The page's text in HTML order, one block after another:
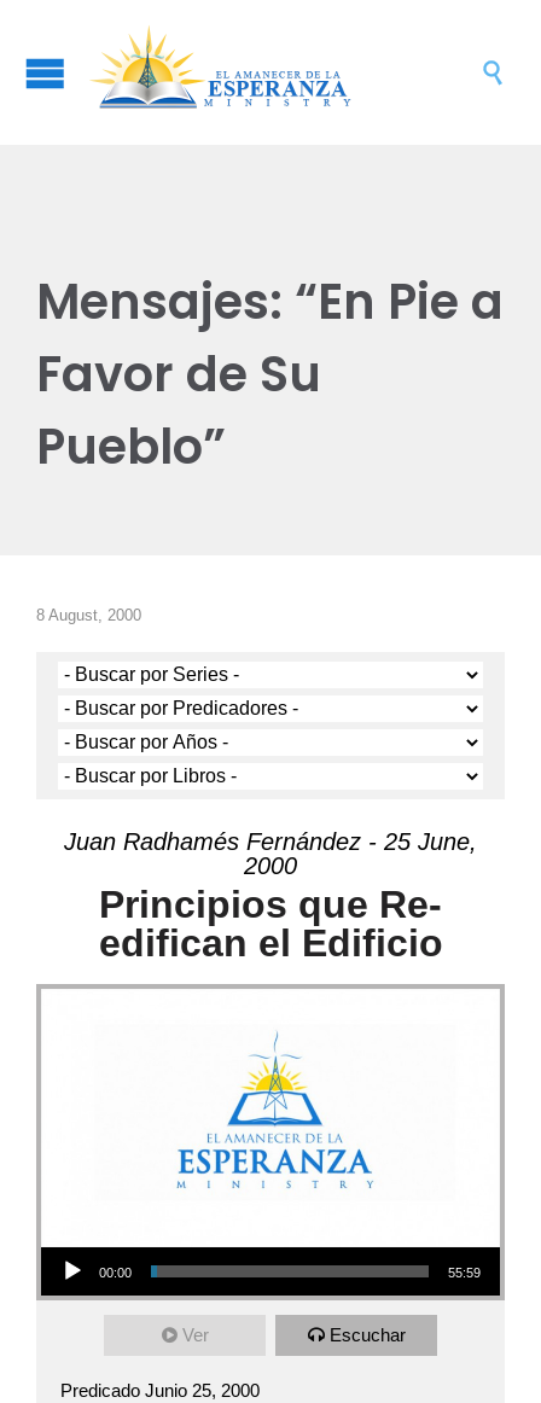

Mensajes: “En Pie a
Favor de Su
Pueblo”
8 August, 2000
Juan Radhamés Fernández - 25 June,
2000
Principios que Re-
edifican el Edificio
Audio Player
00:00 55:59
Ver Escuchar
Predicado Junio 25, 2000